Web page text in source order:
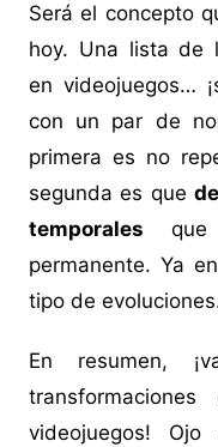
Será el concepto
hoy. Una lista de
en videojuegos…
con un par de
primera es no
segunda es que
temporales que
permanente. Ya
tipo de
En resumen,
videojuegos!